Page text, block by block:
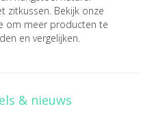
zitkussen. Bekijk onze
om meer producten te
en vergelijken.
& nieuws